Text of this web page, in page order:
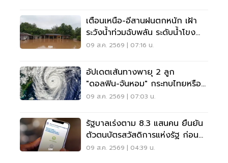
เตือนเหนือ-อีสานฝนตกหนัก เฝ้า
ระวังน้ำท่วมฉับพลัน ระดับน้ำโขง
เพิ่มสูง
09 ส.ค. 2569 | 07:16 น.
อัปเดตเส้นทางพายุ 2 ลูก
"ดอลฟิน-จันหอม" กระทบไทยหรือ
ไม่ เช็กเลย
09 ส.ค. 2569 | 07:03 น.
รัฐบาลเร่งตาม 8.3 แสนคน ยืนยัน
ตัวตนบัตรสวัสดิการแห่งรัฐ ก่อน
พลาดสิทธิ
09 ส.ค. 2569 | 04:39 น.